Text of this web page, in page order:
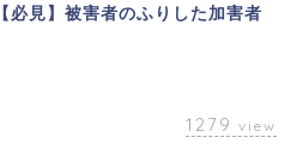
【必見】被害者のふりした加害者
1279 view